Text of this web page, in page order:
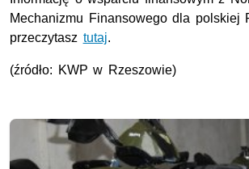
Mechanizmu Finansowego dla polskiej
przeczytasz tutaj.
(źródło: KWP w Rzeszowie)